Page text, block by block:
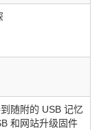
随附的 USB 记忆
和网站升级固件